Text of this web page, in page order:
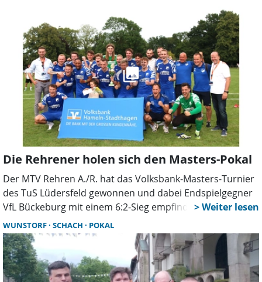
Die Rehrener holen sich den Masters-Pokal
Der MTV Rehren A./R. hat das Volksbank-Masters-Turnier
des TuS Lüdersfeld gewonnen und dabei Endspielgegner
VfL Bückeburg mit einem 6:2-Sieg empfindlich zerrupft.
Auf Rang drei landete TuS Schwarz-Weiß Enzen, Rehren
holte erstmals den Masters-Pokal.
WUNSTORF SCHACH POKAL